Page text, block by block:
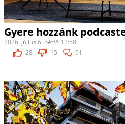
Gyere hozzánk
2026. július 6. hétfő 11:58
28
15 91